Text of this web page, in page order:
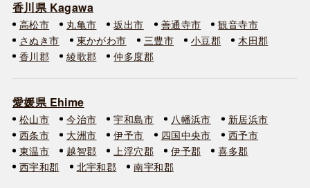
香川県 Kagawa
高松市 丸亀市 坂出市 善通寺市
観音寺市
さぬき市
東かがわ市 三豊市 小豆郡
木田郡
香川郡
綾歌郡 仲多度郡
愛媛県 Ehime
松山市 今治市 宇和島市 八幡浜市
新居浜市
西条市
大洲市 伊予市 四国中央市
西予市
東温市
越智郡 上浮穴郡 伊予郡
喜多郡
西宇和郡
北宇和郡 南宇和郡